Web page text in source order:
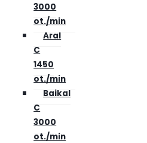
3000
ot./min
Aral
C
1450
ot./min
Baikal
C
3000
ot./min